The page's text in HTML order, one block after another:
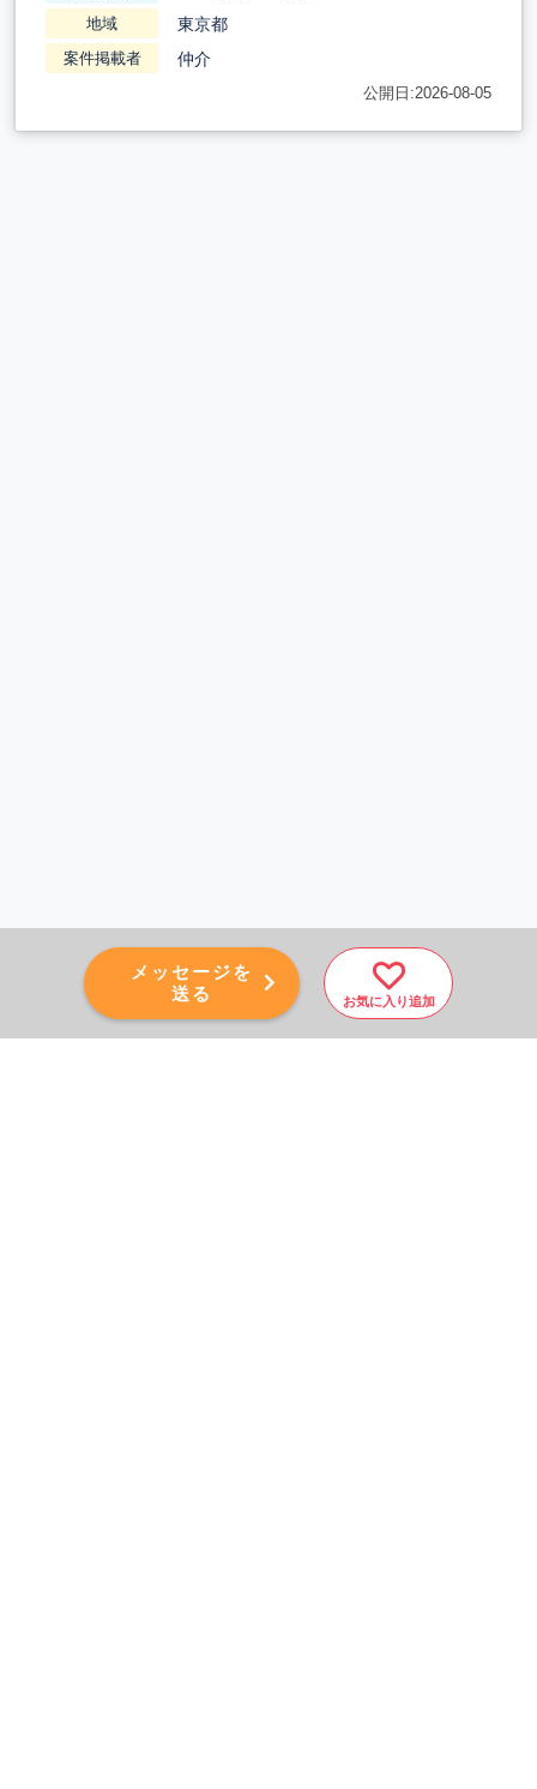
メッセージを
送る
お気に入り追加
地域 東京都
案件掲載者 仲介
公開日:2026-08-05